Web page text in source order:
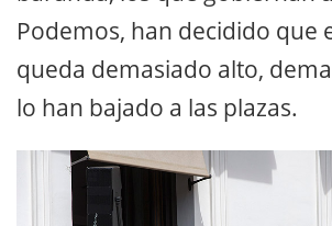
Podemos, han decidido que
queda demasiado alto,
lo han bajado a las plazas.